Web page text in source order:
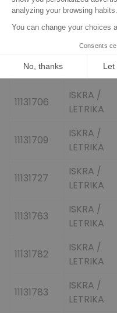
11131697
ISKRA /
LETRIKA
11131705
LETRIKA
11131706
ISKRA /
LETRIKA
11131709
ISKRA /
LETRIKA
11131727
ISKRA /
LETRIKA
11131763
ISKRA /
LETRIKA
11131782
ISKRA /
LETRIKA
11131783
ISKRA /
LETRIKA